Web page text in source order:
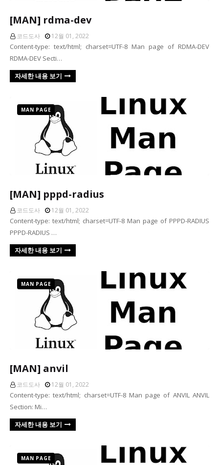
[MAN] rdma-dev
코드도사 12월 01, 2022
Content-type: text/html; charset=UTF-8 Man page of RDMA-DEV
RDMA-DEV Secti…
자세한 내용 보기
MAN PAGE
[MAN] pppd-radius
코드도사 12월 01, 2022
Content-type: text/html; charset=UTF-8 Man page of PPPD-RADIUS
PPPD-RADIUS …
자세한 내용 보기
MAN PAGE
[MAN] anvil
코드도사 12월 01, 2022
Content-type: text/html; charset=UTF-8 Man page of ANVIL ANVIL
Section: Mi…
자세한 내용 보기
MAN PAGE